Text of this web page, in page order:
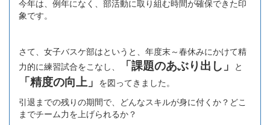
今年は、例年になく、部活動に取り組む時間が確保できた印
象です。
さて、女子バスケ部はというと、年度末～春休みにかけて精
力的に練習試合をこなし、
「課題のあぶり出し」 と
「精度の向上」 を図ってきました。
引退までの残りの期間で、どんなスキルが身に付くか？どこ
までチーム力を上げられるか？